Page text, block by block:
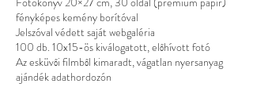
fényképes kemény borítóval
Jelszóval védett saját webgaléria
100 db. 10x15-ös kiválogatott, előhívott fotó
Az esküvői filmből kimaradt, vágatlan nyersanyag
ajándék adathordozón